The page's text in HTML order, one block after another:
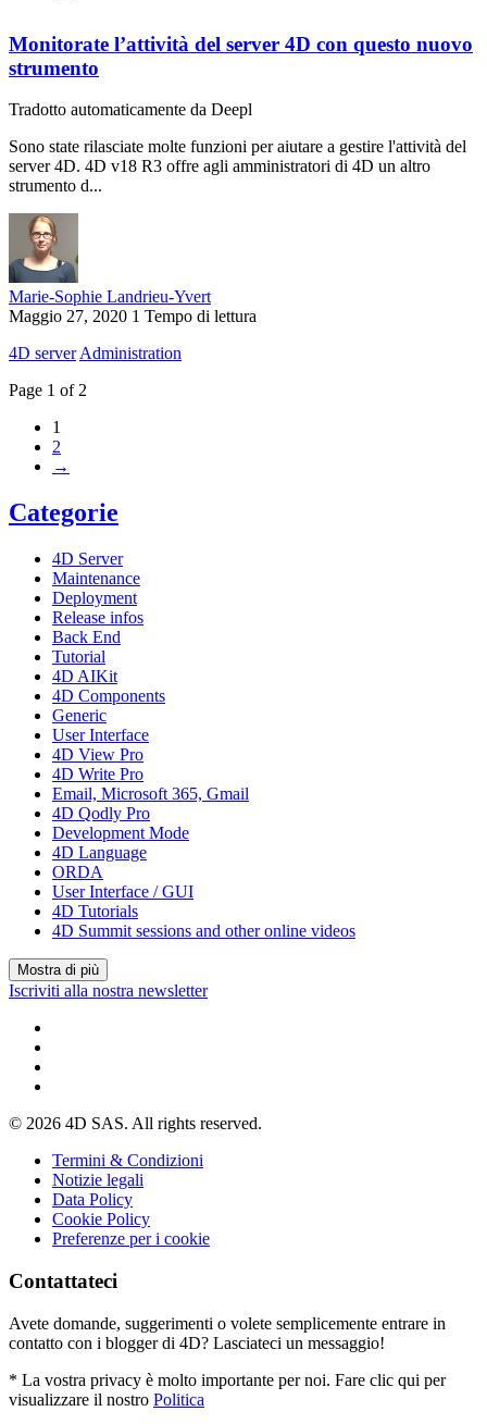
Monitorate l’attività del server 4D con questo nuovo
strumento
Tradotto automaticamente da Deepl
Sono state rilasciate molte funzioni per aiutare a gestire l'attività del
server 4D. 4D v18 R3 offre agli amministratori di 4D un altro
strumento d...
Marie-Sophie Landrieu-Yvert
Maggio 27, 2020 1 Tempo di lettura
4D server Administration
Page 1 of 2
1
2
→
Categorie
4D Server
Maintenance
Deployment
Release infos
Back End
Tutorial
4D AIKit
4D Components
Generic
User Interface
4D View Pro
4D Write Pro
Email, Microsoft 365, Gmail
4D Qodly Pro
Development Mode
4D Language
ORDA
User Interface / GUI
4D Tutorials
4D Summit sessions and other online videos
Mostra di più
Iscriviti alla nostra newsletter
© 2026 4D SAS. All rights reserved.
Termini & Condizioni
Notizie legali
Data Policy
Cookie Policy
Preferenze per i cookie
Contattateci
Avete domande, suggerimenti o volete semplicemente entrare in
contatto con i blogger di 4D? Lasciateci un messaggio!
* La vostra privacy è molto importante per noi. Fare clic qui per
visualizzare il nostro Politica